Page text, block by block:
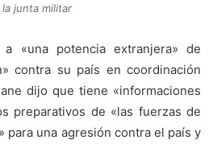
junta militar
«una potencia extranjera» de
contra su país en coordinación
dijo que tiene «informaciones
preparativos de «las fuerzas de
para una agresión contra el país y